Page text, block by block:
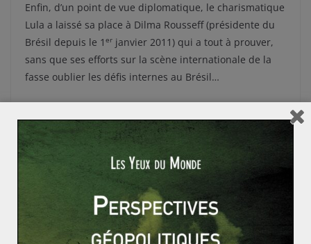
Enfin, d’un point de vue diplomatique, le charismatique
Lula a laissé sa place à Dilma Rousseff (présidente du
Brésil depuis le 1 er janvier 2011) qui a tout à prouver,
sans que ses efforts sur la scène internationale de la
fasse oublier les défis internes au Brésil…
Géopolitique du rugby
Obama lance un plan pour l’emploi de 447 milliards
de dollars : le plan de la dernière chance pour un ma
rché sinistré ?